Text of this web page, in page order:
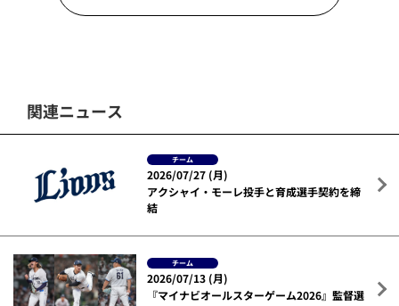
関連ニュース
チーム
2026/07/27 (月)
アクシャイ・モーレ投手と育成選手契約を締
結
チーム
2026/07/13 (月)
『マイナビオールスターゲーム2026』監督選